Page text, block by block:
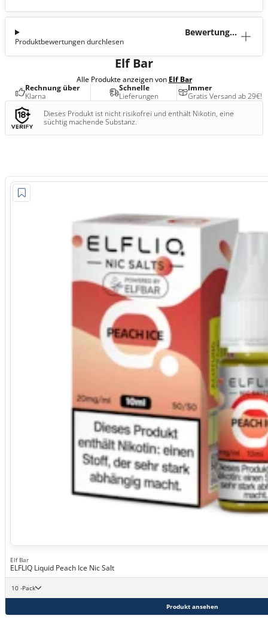
Bewertunge
Produktbewertungen durchlesen
Elf Bar
Alle Produkte anzeigen von Elf Bar
Rechnung über
Klarna
Schnelle
Lieferungen
Immer
Gratis Versand ab 29€!
Dieses Produkt ist nicht risikofrei und enthält Nikotin, eine
süchtig machende Substanz.
Elf Bar
ELFLIQ Liquid Peach Ice Nic Salt
10 -Pack
Produkt ansehen